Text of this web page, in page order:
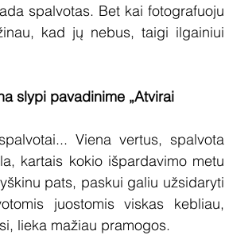
spalvotas. Bet kai fotografuoju
kad jų nebus, taigi ilgainiui
slypi pavadinime „Atvirai
Viena vertus, spalvota
kartais kokio išpardavimo metu
pats, paskui galiu užsidaryti
juostomis viskas kebliau,
lieka mažiau pramogos.